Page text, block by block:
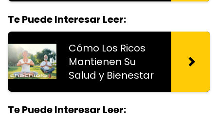
Te Puede Interesar Leer:
Cómo Los Ricos
Mantienen Su
Salud y Bienestar
Te Puede Interesar Leer: